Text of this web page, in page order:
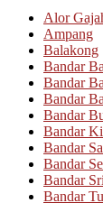
Alor
Ampang
Balakong
Bandar
Bandar
Bandar
Bandar
Bandar
Bandar
Bandar
Bandar
Bandar